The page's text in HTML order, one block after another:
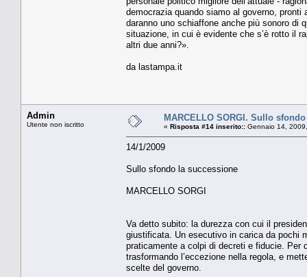
democrazia quando siamo al governo,
daranno uno schiaffone anche più sonoro di
situazione, in cui è evidente che s’è rotto il
altri due anni?».
da lastampa.it
Admin
Utente non iscritto
MARCELLO SORGI. Sullo
« Risposta #14 inserito:: Gennaio 14,
14/1/2009
Sullo sfondo la successione
MARCELLO SORGI
Va detto subito: la durezza con cui il
giustificata. Un esecutivo in carica da pochi
praticamente a colpi di decreti e fiducie. Per
trasformando l’eccezione nella regola, e
scelte del governo.